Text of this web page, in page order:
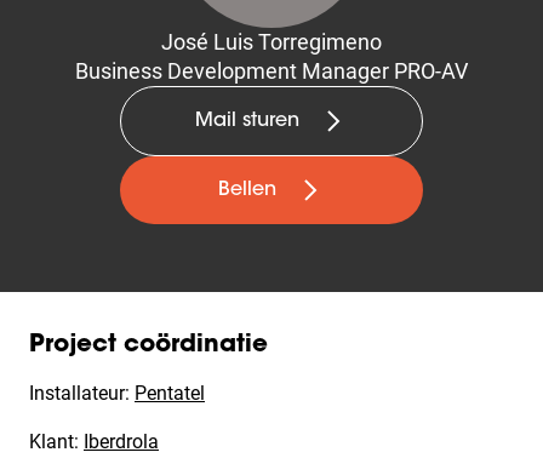
José Luis Torregimeno
Business Development Manager PRO-AV
Mail sturen
Bellen
Project coördinatie
Installateur: Pentatel
Klant: Iberdrola